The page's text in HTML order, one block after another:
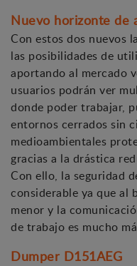
Nuevo horizonte de
Con estos dos nuevos
las posibilidades de
aportando al mercado
usuarios podrán ver
donde poder trabajar,
entornos cerrados sin
medioambientales
gracias a la drástica
Con ello, la seguridad
considerable ya que al
menor y la
de trabajo es mucho
Dumper D151AEG